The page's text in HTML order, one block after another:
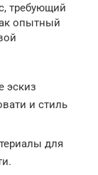
требующий
опытный
эскиз
и стиль
для